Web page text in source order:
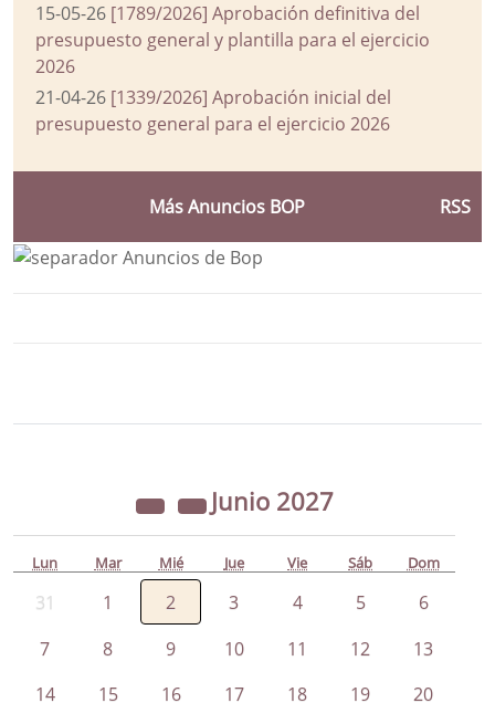
15-05-26 [1789/2026] Aprobación definitiva del
presupuesto general y plantilla para el ejercicio
2026
21-04-26 [1339/2026] Aprobación inicial del
presupuesto general para el ejercicio 2026
Más Anuncios BOP RSS
Junio 2027
Lun Mar Mié Jue Vie Sáb Dom
31 1 2 3 4 5
6
7
8 9 10 11 12
13
14
15 16 17 18 19 20